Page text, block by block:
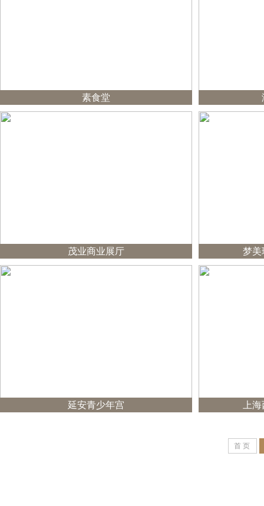
素食堂
茂业商业展厅 梦
延安青少年宫 上
首 页